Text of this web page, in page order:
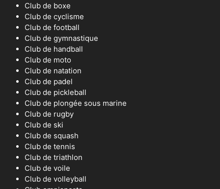
Club de boxe
Club de cyclisme
Club de football
Club de gymnastique
Club de handball
Club de moto
Club de natation
Club de padel
Club de pickleball
Club de plongée sous marine
Club de rugby
Club de ski
Club de squash
Club de tennis
Club de triathlon
Club de voile
Club de volleyball